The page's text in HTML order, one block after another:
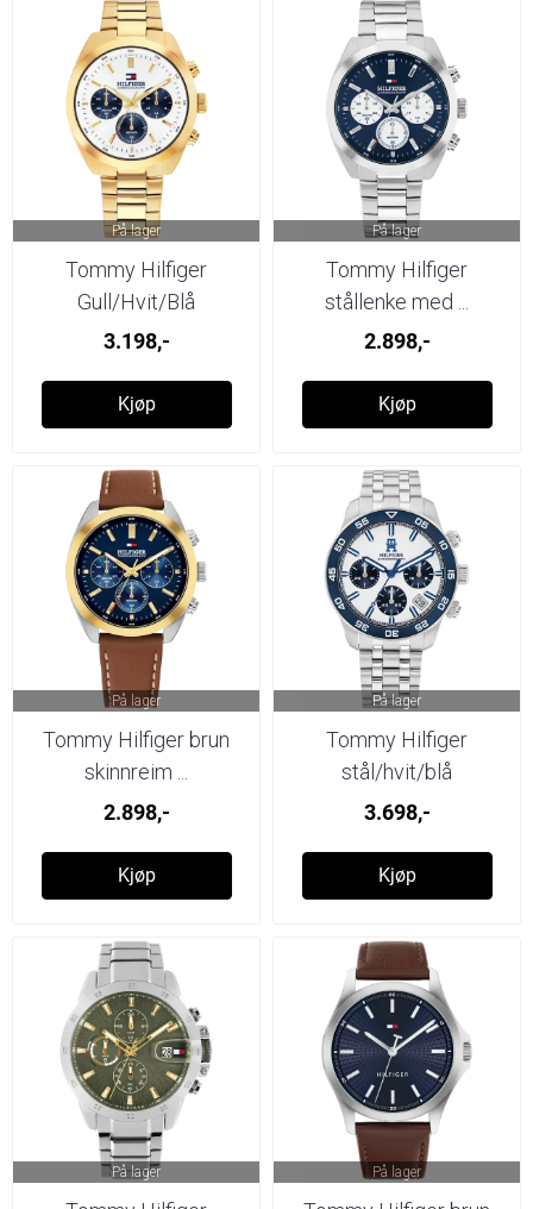
På lager
Tommy Hilfiger
Gull/Hvit/Blå
3.198,-
Kjøp
På lager
Tommy Hilfiger
stållenke med ...
2.898,-
Kjøp
På lager
Tommy Hilfiger brun
skinnreim ...
2.898,-
Kjøp
På lager
Tommy Hilfiger
stål/hvit/blå
3.698,-
Kjøp
På lager På lager